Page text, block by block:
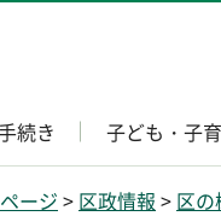
続き 子ども・子
ージ > 区政情報 > 区